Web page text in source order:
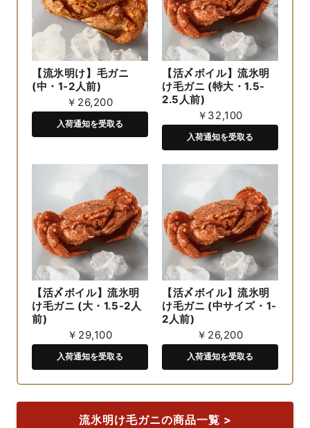
【流氷明け】毛ガニ
(中・1-2人前)
￥26,200
入荷通知を受取る
【活〆ボイル】流氷明
け毛ガニ (特大・1.5-
2.5人前)
￥32,100
入荷通知を受取る
【活〆ボイル】流氷明
け毛ガニ (大・1.5-2人
前)
￥29,100
入荷通知を受取る
【活〆ボイル】流氷明
け毛ガニ (中サイズ・1-
2人前)
￥26,200
入荷通知を受取る
流氷明け毛ガニの商品一覧 >